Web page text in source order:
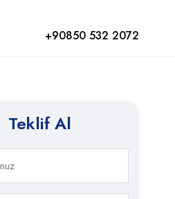
+90850 532 2072
Teklif Al